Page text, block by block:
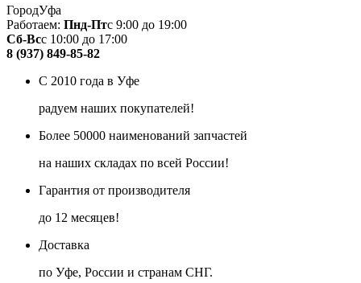
ГородУфа
Работаем: Пнд-Птс 9:00 до 19:00
Сб-Всс 10:00 до 17:00
8 (937) 849-85-82
С 2010 года в Уфе
радуем наших покупателей!
Более 50000 наименований запчастей
на наших складах по всей России!
Гарантия от производителя
до 12 месяцев!
Доставка
по Уфе, России и странам СНГ.